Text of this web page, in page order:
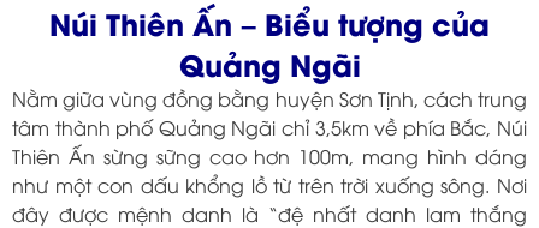
Núi Thiên Ấn – Biểu tượng của
Quảng Ngãi
Nằm giữa vùng đồng bằng huyện Sơn Tịnh, cách trung
tâm thành phố Quảng Ngãi chỉ 3,5km về phía Bắc, Núi
Thiên Ấn sừng sững cao hơn 100m, mang hình dáng
như một con dấu khổng lồ từ trên trời xuống sông. Nơi
đây được mệnh danh là “đệ nhất danh lam thắng